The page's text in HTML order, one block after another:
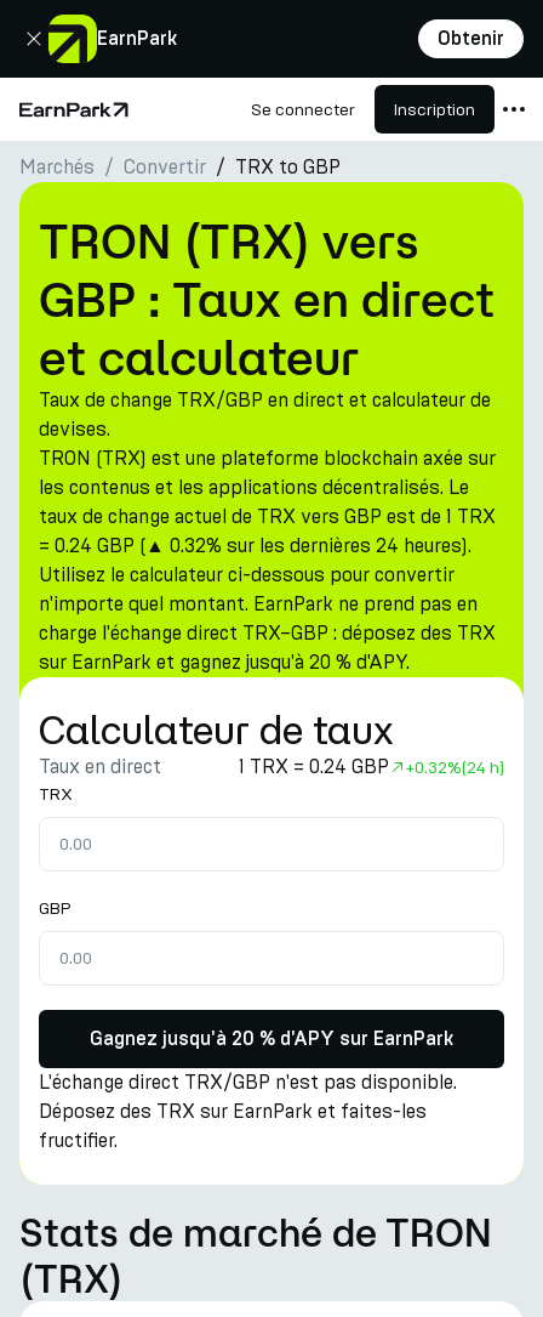
EarnPark Obtenir
Fermer
Page d'accueil Se connecter Inscription
Produits
Marchés
Calculatrices
PARK Token
Ressources
Entreprise
Marchés Convertir TRX to GBP
TRON (TRX) vers
GBP : Taux en direct
et calculateur
Taux de change TRX/GBP en direct et calculateur de
devises.
TRON (TRX) est une plateforme blockchain axée sur
les contenus et les applications décentralisés. Le
taux de change actuel de TRX vers GBP est de 1 TRX
= 0.24 GBP (▲ 0.32% sur les dernières 24 heures).
Utilisez le calculateur ci-dessous pour convertir
n'importe quel montant. EarnPark ne prend pas en
charge l'échange direct TRX–GBP : déposez des TRX
sur EarnPark et gagnez jusqu'à 20 % d'APY.
Calculateur de taux
Taux en direct 1 TRX = 0.24 GBP +0.32%(24 h)
TRX
GBP
Gagnez jusqu'à 20 % d'APY sur EarnPark
L'échange direct TRX/GBP n'est pas disponible.
Déposez des TRX sur EarnPark et faites-les
fructifier.
Stats de marché de TRON
(TRX)